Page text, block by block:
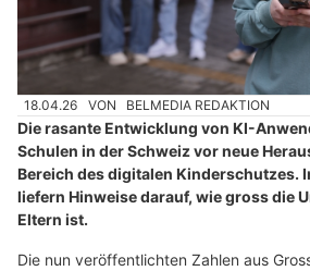
18.04.26 VON BELMEDIA REDAKTION
Die rasante Entwicklung von KI-
Schulen in der Schweiz vor neue
Bereich des digitalen Kinderschutzes.
liefern Hinweise darauf, wie gross die
Eltern ist.
Die nun veröffentlichten Zahlen aus